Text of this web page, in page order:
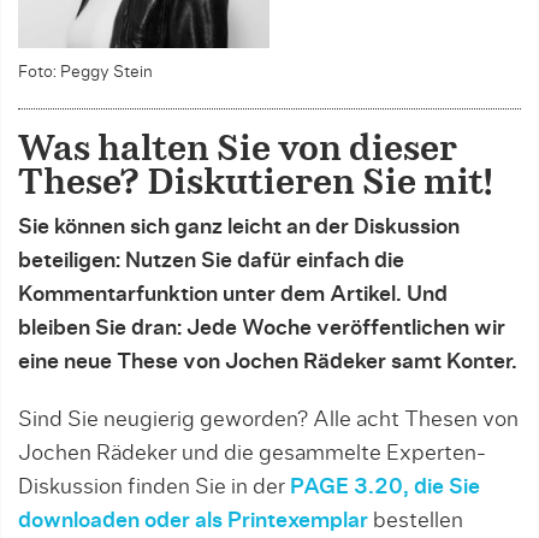
Foto: Peggy Stein
Was halten Sie von dieser
These? Diskutieren Sie mit!
Sie können sich ganz leicht an der Diskussion
beteiligen: Nutzen Sie dafür einfach die
Kommentarfunktion unter dem Artikel. Und
bleiben Sie dran: Jede Woche veröffentlichen wir
eine neue These von Jochen Rädeker samt Konter.
Sind Sie neugierig geworden? Alle acht Thesen von
Jochen Rädeker und die gesammelte Experten-
Diskussion finden Sie in der PAGE 3.20, die Sie
downloaden oder als Printexemplar bestellen